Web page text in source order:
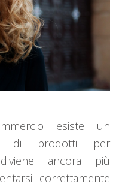
esiste un
di prodotti per
ancora più
correttamente